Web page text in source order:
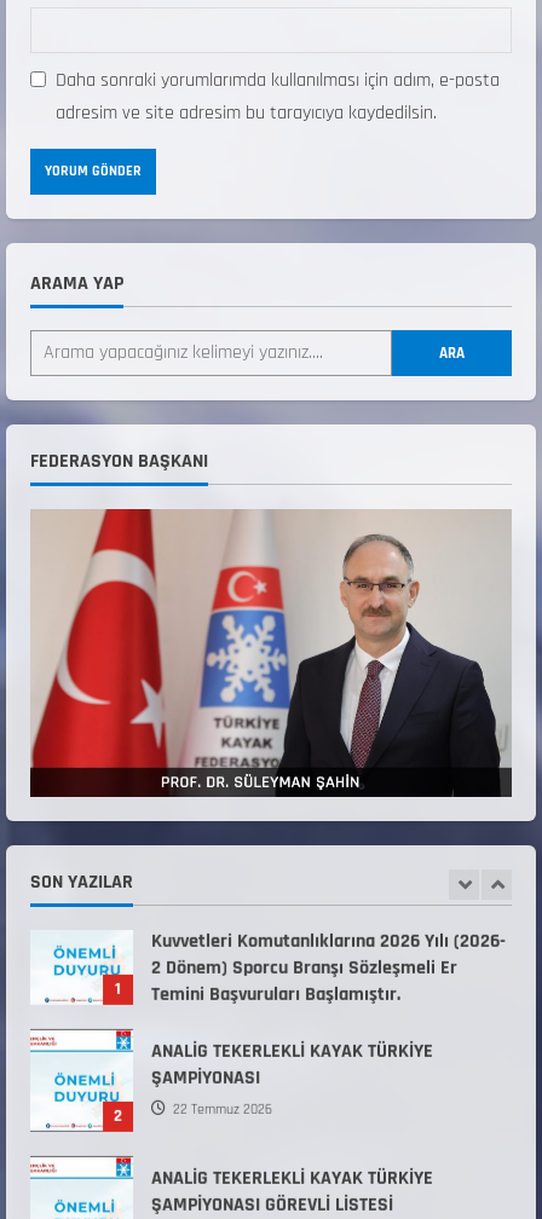
Daha sonraki yorumlarımda kullanılması için adım, e-posta
adresim ve site adresim bu tarayıcıya kaydedilsin.
ARAMA YAP
ARA
FEDERASYON BAŞKANI
SON YAZILAR
2
ŞAMPİYONASI
22 Temmuz 2026
3
ŞAMPİYONASI GÖREVLİ LİSTESİ
Teknik Kurul ve Alt Kurul Üyelerimiz
Belirlendi
18 Temmuz 2026
5
KAYAKLI KOŞU VE BİATHLON 3.KADEME
ANTRENÖRLÜK KURSU DUYURUSU
12 Temmuz 2026
1
Millî Savunma Bakanlığı Kara, Deniz ve Hava
Kuvvetleri Komutanlıklarına 2026 Yılı (2026-
ANALİG TEKERLEKLİ KAYAK TÜRKİYE
ŞAMPİYONASI
ANALİG TEKERLEKLİ KAYAK TÜRKİYE
ŞAMPİYONASI GÖREVLİ LİSTESİ
Teknik Kurul ve Alt Kurul Üyelerimiz